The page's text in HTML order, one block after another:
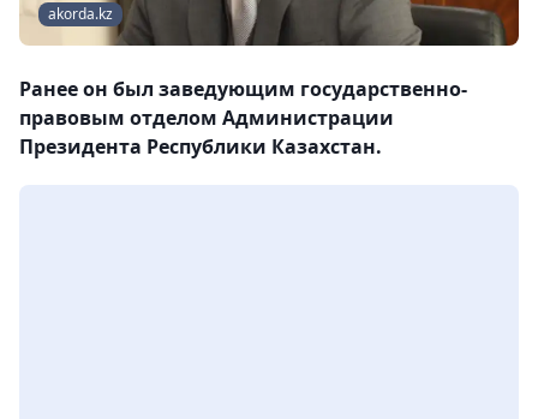
akorda.kz
Ранее он был заведующим государственно-
правовым отделом Администрации
Президента Республики Казахстан.